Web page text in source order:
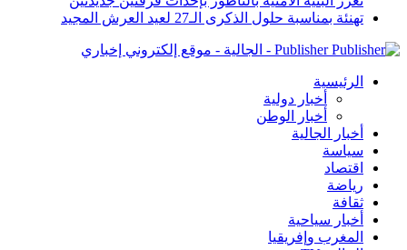
تهنئة بمناسبة حلول الذكرى الـ27 لعيد العرش المجيد
Publisher - الجالية - موقع إلكتروني إخباري
الرئيسية
أخبار دولية
أخبار الوطن
أخبار الجالية
سياسة
اقتصاد
رياضة
ثقافة
أخبار سياحية
المغرب وإفريقيا